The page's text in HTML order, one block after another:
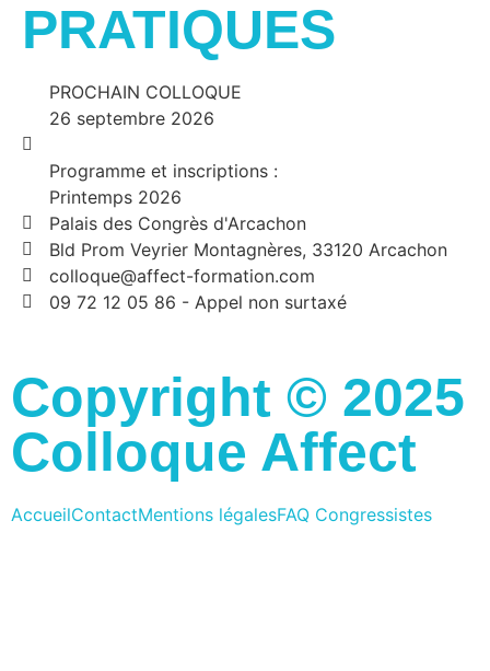
PRATIQUES
PROCHAIN COLLOQUE
26 septembre 2026
Programme et inscriptions :
Printemps 2026
Palais des Congrès d'Arcachon
Bld Prom Veyrier Montagnères, 33120 Arcachon
colloque@affect-formation.com
09 72 12 05 86 - Appel non surtaxé
Copyright © 2025
Colloque Affect
AccueilContactMentions légalesFAQ Congressistes